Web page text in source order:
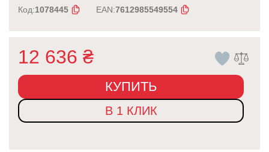
Код:1078445 EAN:7612985549554
12 636 ₴
КУПИТЬ
В 1 КЛИК